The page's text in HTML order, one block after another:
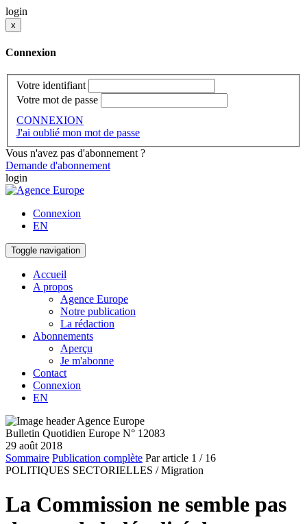
login
x
Connexion
Votre identifiant
Votre mot de passe
CONNEXION
J'ai oublié mon mot de passe
Vous n'avez pas d'abonnement ?
Demande d'abonnement
login
Connexion
EN
Toggle navigation
Accueil
A propos
Agence Europe
Notre publication
La rédaction
Abonnements
Aperçu
Je m'abonne
Contact
Connexion
EN
Bulletin Quotidien Europe N° 12083
29 août 2018
Sommaire Publication complète Par article 1 / 16
POLITIQUES SECTORIELLES / Migration
La Commission ne semble pas